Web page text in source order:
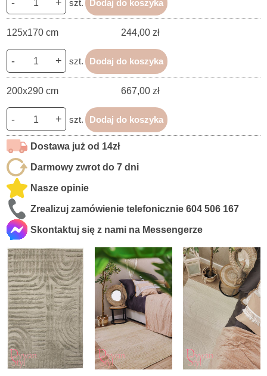
szt. Dodaj do koszyka
125x170 cm 244,00 zł
- + szt. Dodaj do koszyka
200x290 cm 667,00 zł
- + szt. Dodaj do koszyka
Dostawa już od 14zł
Darmowy zwrot do 7 dni
Nasze opinie
Zrealizuj zamówienie telefonicznie604 506 167
Skontaktuj się z nami na Messengerze